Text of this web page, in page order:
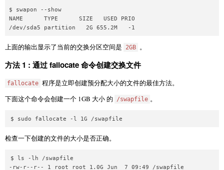
$ swapon --show
NAME      TYPE      SIZE   USED PRIO
上面的输出显示了当前的交换分区空间是 2GB 。
方法 1 : 通过 fallocate 命令创建交换文件
fallocate 程序是立即创建预分配大小的文件的最佳方法。
下面这个命令会创建一个 1GB 大小 的
/swapfile 。
检查一下创建的文件的大小是否正确。
$ ls -lh /swapfile